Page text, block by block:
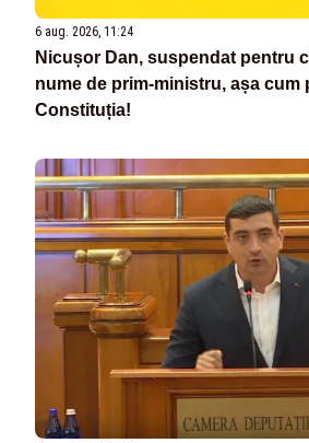
6 aug. 2026, 11:24
Nicușor Dan, suspendat pentru
nume de prim-ministru, așa cum
Constituția!